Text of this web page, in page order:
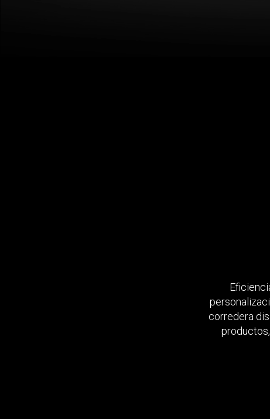
corredera